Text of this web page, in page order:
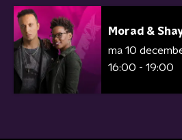
Morad &
ma 10
16:00 - 19:00